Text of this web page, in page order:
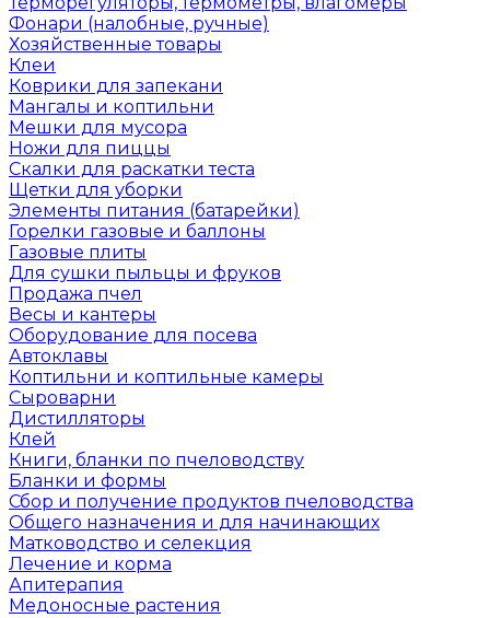
Фонари (налобные, ручные)
Хозяйственные товары
Клеи
Коврики для запекани
Мангалы и коптильни
Мешки для мусора
Ножи для пиццы
Скалки для раскатки теста
Щетки для уборки
Элементы питания (батарейки)
Горелки газовые и баллоны
Газовые плиты
Для сушки пыльцы и фруков
Продажа пчел
Весы и кантеры
Оборудование для посева
Автоклавы
Коптильни и коптильные камеры
Сыроварни
Дистилляторы
Клей
Книги, бланки по пчеловодству
Бланки и формы
Сбор и получение продуктов пчеловодства
Общего назначения и для начинающих
Матководство и селекция
Лечение и корма
Апитерапия
Медоносные растения